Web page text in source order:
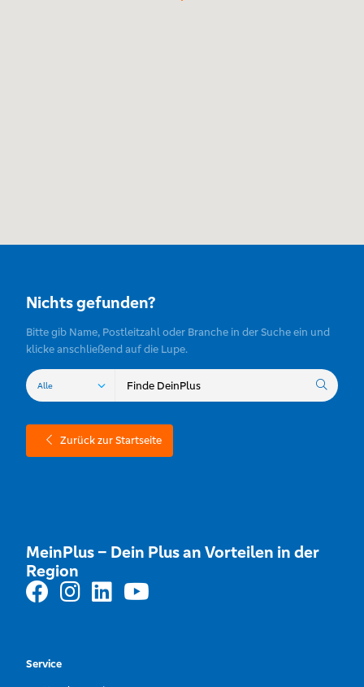
Nichts gefunden?
Bitte gib Name, Postleitzahl oder Branche in der Suche ein und
klicke anschließend auf die Lupe.
Zurück zur Startseite
MeinPlus – Dein Plus an Vorteilen in der
Region
Service